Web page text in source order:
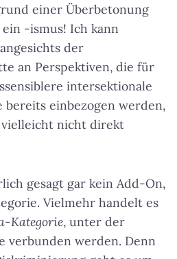
einer Überbetonung
ein -ismus! Ich kann
der
an Perspektiven, die für
intersektionale
einbezogen werden,
vielleicht nicht direkt
gesagt gar kein Add-On,
Vielmehr handelt es
Kategorie, unter der
verbunden werden. Denn